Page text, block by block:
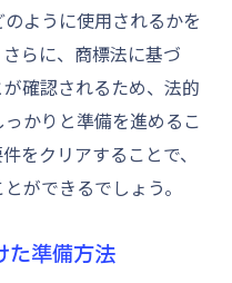
ように使用されるかを
らに、商標法に基づ
確認されるため、法的
かりと準備を進めるこ
をクリアすることで、
ができるでしょう。
た準備方法